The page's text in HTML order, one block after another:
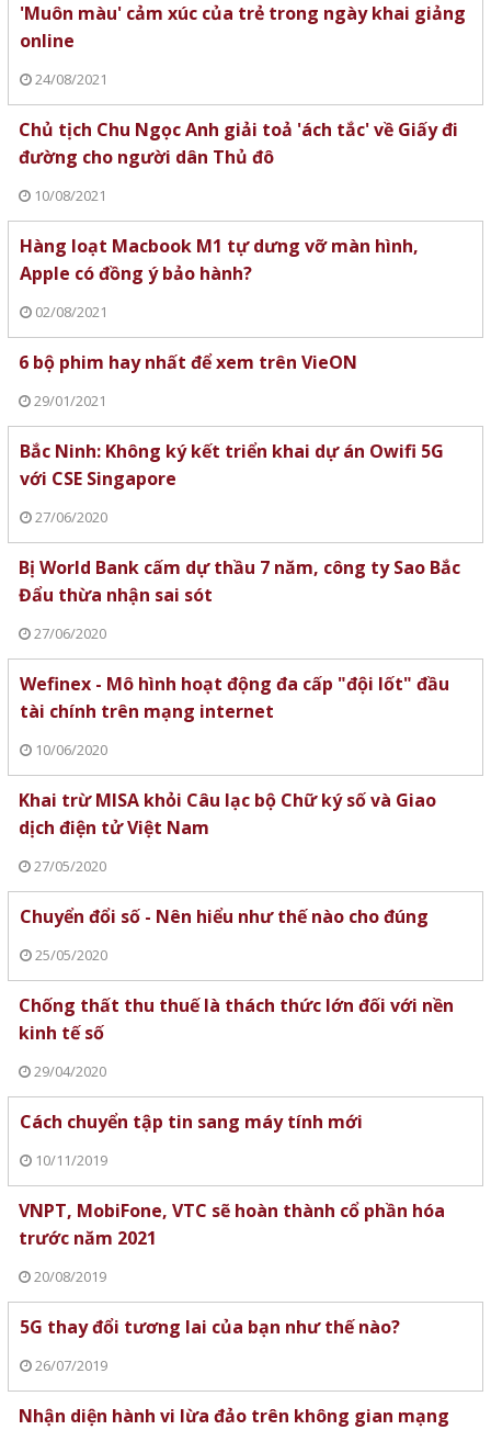
'Muôn màu' cảm xúc của trẻ trong ngày khai giảng
online
24/08/2021
Chủ tịch Chu Ngọc Anh giải toả 'ách tắc' về Giấy đi
đường cho người dân Thủ đô
10/08/2021
Hàng loạt Macbook M1 tự dưng vỡ màn hình,
Apple có đồng ý bảo hành?
02/08/2021
6 bộ phim hay nhất để xem trên VieON
29/01/2021
Bắc Ninh: Không ký kết triển khai dự án Owifi 5G
với CSE Singapore
27/06/2020
Bị World Bank cấm dự thầu 7 năm, công ty Sao Bắc
Đẩu thừa nhận sai sót
27/06/2020
Wefinex - Mô hình hoạt động đa cấp "đội lốt" đầu
tài chính trên mạng internet
10/06/2020
Khai trừ MISA khỏi Câu lạc bộ Chữ ký số và Giao
dịch điện tử Việt Nam
27/05/2020
Chuyển đổi số - Nên hiểu như thế nào cho đúng
25/05/2020
Chống thất thu thuế là thách thức lớn đối với nền
kinh tế số
29/04/2020
Cách chuyển tập tin sang máy tính mới
10/11/2019
VNPT, MobiFone, VTC sẽ hoàn thành cổ phần hóa
trước năm 2021
20/08/2019
5G thay đổi tương lai của bạn như thế nào?
26/07/2019
Nhận diện hành vi lừa đảo trên không gian mạng